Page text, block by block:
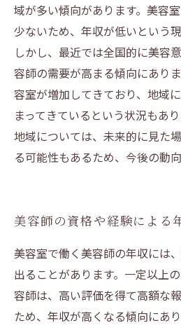
域が多い傾向があります。美容
少ないため、年収が低いという
しかし、最近では全国的に美容
容師の需要が高まる傾向にあり
容室が増加してきており、地域
まってきているという状況もあ
地域については、未来的に見た
る可能性もあるため、今後の動
美容師の資格や経験による
美容室で働く美容師の年収には
出ることがあります。一定以上
容師は、高い評価を得て高額な
ため、年収が高くなる傾向にあ